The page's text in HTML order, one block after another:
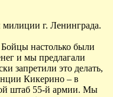
милиции г. Ленинграда.
настолько были
и мы предлагали
запретили это делать,
Кикерино – в
штаб 55-й армии. Мы